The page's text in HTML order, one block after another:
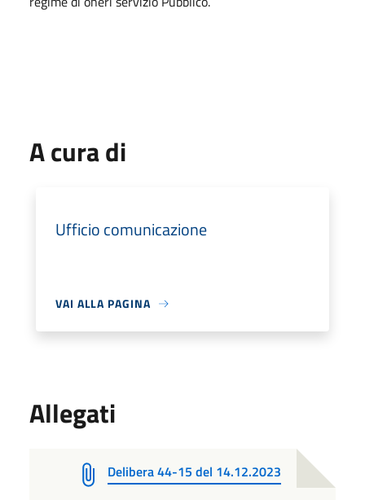
A cura di
Ufficio comunicazione
VAI ALLA PAGINA
Allegati
Delibera 44-15 del 14.12.2023